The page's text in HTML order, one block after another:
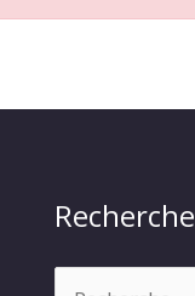
Recherche